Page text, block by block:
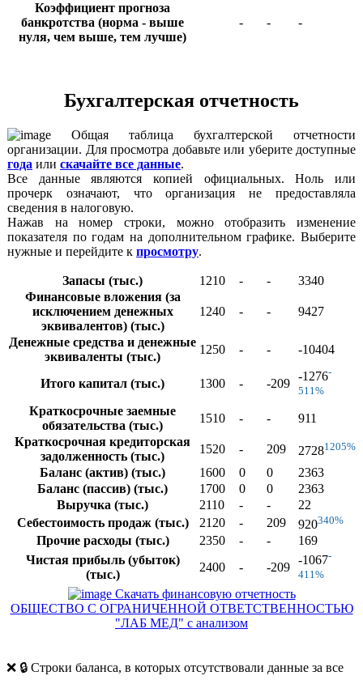
Коэффициент прогноза
банкротства (норма - выше
нуля, чем выше, тем лучше)
- - -
Бухгалтерская отчетность
Общая таблица бухгалтерской отчетности
организации. Для просмотра добавьте или уберите доступные
года или скачайте все данные.
Все данные являются копией официальных. Ноль или
прочерк означают, что организация не предоставляла
сведения в налоговую.
Нажав на номер строки, можно отобразить изменение
показателя по годам на дополнительном графике. Выберите
нужные и перейдите к просмотру.
Запасы (тыс.) 1210 - -
3340
Финансовые вложения (за
исключением денежных
эквивалентов) (тыс.)
1240 - - 9427
Денежные средства и денежные
эквиваленты (тыс.)
1250 - - -10404
Итого капитал (тыс.) 1300 - -209
-1276-
511%
Краткосрочные заемные
обязательства (тыс.)
1510 - -
911
Краткосрочная кредиторская
задолженность (тыс.)
1520 - 209 27281205%
Баланс (актив) (тыс.) 1600 0 0
2363
Баланс (пассив) (тыс.)
1700 0 0
2363
Выручка (тыс.)
2110 - -
22
Себестоимость продаж (тыс.)
2120 - 209 920340%
Прочие расходы (тыс.) 2350 - -
169
Чистая прибыль (убыток)
(тыс.)
2400 - -209
-1067-
411%
Скачать финансовую отчетность
ОБЩЕСТВО С ОГРАНИЧЕННОЙ ОТВЕТСТВЕННОСТЬЮ
"ЛАБ МЕД" с анализом
❌ 🔒 Строки баланса, в которых отсутствовали данные за все